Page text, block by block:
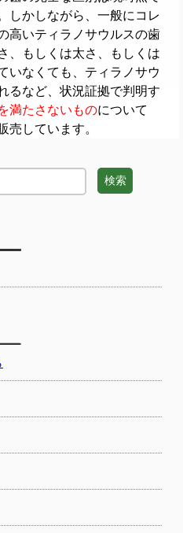
しかしながら、一般にコレ
高いティラノサウルスの歯
、もしくは太さ、もしくは
いなくても、ティラノサウ
るなど、状況証拠で判明す
満たさないものについて
売しています。
検索